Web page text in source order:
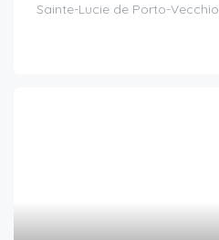
Sainte-Lucie de Porto-Vecchio